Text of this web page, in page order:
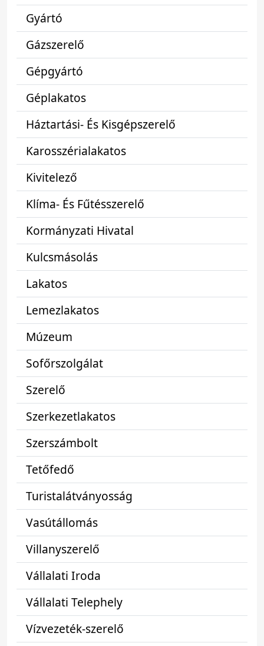
Gyártó
Gázszerelő
Gépgyártó
Géplakatos
Háztartási- És Kisgépszerelő
Karosszérialakatos
Kivitelező
Klíma- És Fűtésszerelő
Kormányzati Hivatal
Kulcsmásolás
Lakatos
Lemezlakatos
Múzeum
Sofőrszolgálat
Szerelő
Szerkezetlakatos
Szerszámbolt
Tetőfedő
Turistalátványosság
Vasútállomás
Villanyszerelő
Vállalati Iroda
Vállalati Telephely
Vízvezeték-szerelő